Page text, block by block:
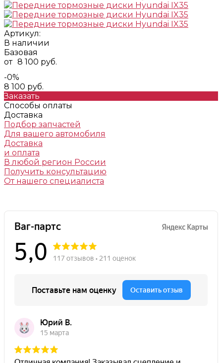
Артикул:
В наличии
Базовая
от 8 100 руб.
-0%
8 100 руб.
Заказать
Способы оплаты
Доставка
Подбор запчастей
Для вашего автомобиля
Доставка
и оплата
В любой регион России
Получить консультацию
От нашего специалиста